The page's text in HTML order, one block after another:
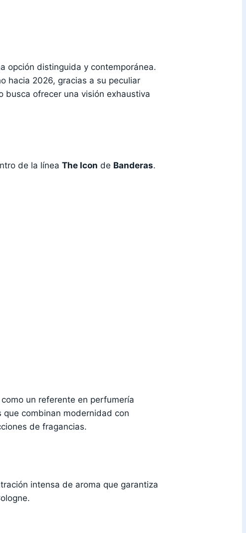
opción distinguida y contemporánea.
hacia 2026, gracias a su peculiar
ofrecer una visión exhaustiva
de la línea The Icon de Banderas.
un referente en perfumería
combinan modernidad con
de fragancias.
intensa de aroma que garantiza